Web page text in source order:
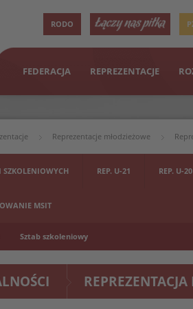
RODO
FEDERACJA REPREZENTACJE
Reprezentacje młodzieżowe
SZKOLENIOWYCH REP. U-21 REP. U-20
MSIT
Sztab szkoleniowy